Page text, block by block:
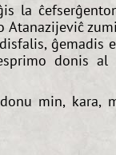
la
Atanazijeviĉ
ĝemadis
donis
min, kara,